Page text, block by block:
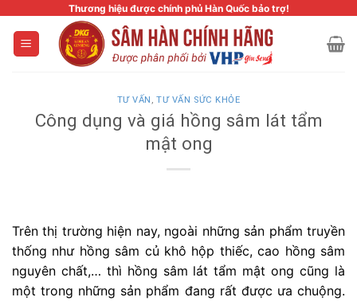
content
Thương hiệu được chính phủ Hàn Quốc bảo trợ!
TƯ VẤN ,TƯ VẤN SỨC KHỎE
Công dụng và giá hồng sâm lát tẩm
mật ong
Trên thị trường hiện nay, ngoài những sản phẩm truyền
thống như hồng sâm củ khô hộp thiếc, cao hồng sâm
nguyên chất,… thì hồng sâm lát tẩm mật ong cũng là
một trong những sản phẩm đang rất được ưa chuộng.